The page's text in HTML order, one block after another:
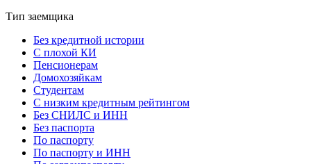
Тип заемщика
Без кредитной истории
С плохой КИ
Пенсионерам
Домохозяйкам
Студентам
С низким кредитным рейтингом
Без СНИЛС и ИНН
Без паспорта
По паспорту
По паспорту и ИНН